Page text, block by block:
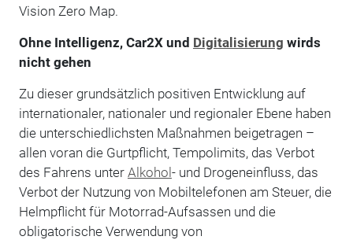
Vision Zero Map.
Ohne Intelligenz, Car2X und Digitalisierung wirds
nicht gehen
Zu dieser grundsätzlich positiven Entwicklung auf
internationaler, nationaler und regionaler Ebene haben
die unterschiedlichsten Maßnahmen beigetragen –
allen voran die Gurtpflicht, Tempolimits, das Verbot
des Fahrens unter Alkohol- und Drogeneinfluss, das
Verbot der Nutzung von Mobiltelefonen am Steuer, die
Helmpflicht für Motorrad-Aufsassen und die
obligatorische Verwendung von